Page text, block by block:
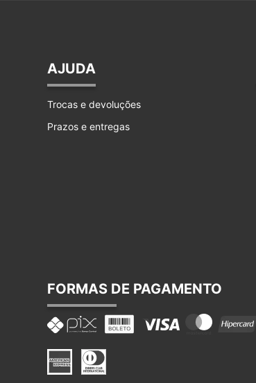
AJUDA
Trocas e devoluções
Prazos e entregas
FORMAS DE PAGAMENTO